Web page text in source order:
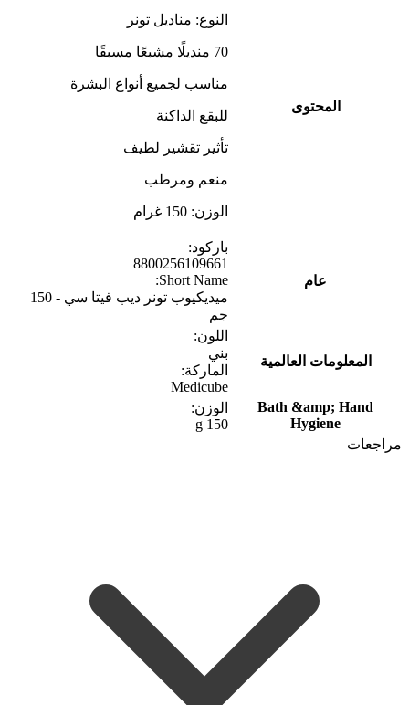
المحتوى
النوع: مناديل تونر
70 منديلًا مشبعًا مسبقًا
مناسب لجميع أنواع البشرة
للبقع الداكنة
تأثير تقشير لطيف
منعم ومرطب
الوزن: 150 غرام
عام
باركود:
8800256109661
Short Name:
ميديكيوب تونر ديب فيتا سي - 150
جم
المعلومات العالمية
اللون:
بني
الماركة:
Medicube
Bath &amp; Hand
Hygiene
الوزن:
150 g
مراجعات